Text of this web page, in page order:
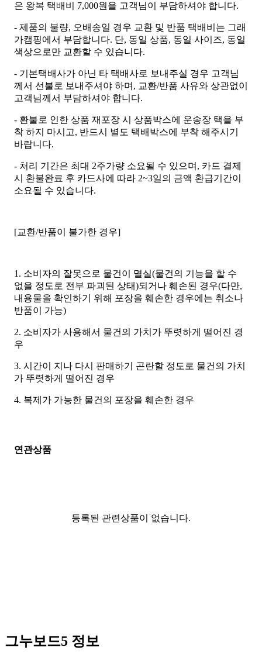
은 왕복 택배비 7,000원을 고객님이 부담하셔야 합니다.
- 제품의 불량, 오배송일 경우 교환 및 반품 택배비는 그래
가캠핑에서 부담합니다. 단, 동일 상품, 동일 사이즈, 동일
색상으로만 교환할 수 있습니다.
- 기본택배사가 아닌 타 택배사로 보내주실 경우 고객님
께서 선불로 보내주셔야 하며, 교환/반품 사유와 상관없이
고객님께서 부담하셔야 합니다.
- 환불로 인한 상품 재포장 시 상품박스에 운송장 택을 부
착 하지 마시고, 반드시 별도 택배박스에 부착 해주시기
바랍니다.
- 처리 기간은 최대 2주가량 소요될 수 있으며, 카드 결제
시 환불완료 후 카드사에 따라 2~3일의 금액 환급기간이
소요될 수 있습니다.
[교환/반품이 불가한 경우]
1. 소비자의 잘못으로 물건이 멸실(물건의 기능을 할 수
없을 정도로 전부 파괴된 상태)되거나 훼손된 경우(다만,
내용물을 확인하기 위해 포장을 훼손한 경우에는 취소나
반품이 가능)
2. 소비자가 사용해서 물건의 가치가 뚜렷하게 떨어진 경
우
3. 시간이 지나 다시 판매하기 곤란할 정도로 물건의 가치
가 뚜렷하게 떨어진 경우
4. 복제가 가능한 물건의 포장을 훼손한 경우
연관상품
등록된 관련상품이 없습니다.
그누보드5 정보